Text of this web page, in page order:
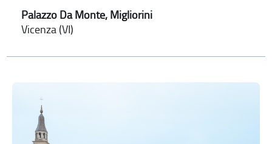
Palazzo Da Monte, Migliorini
Vicenza (VI)